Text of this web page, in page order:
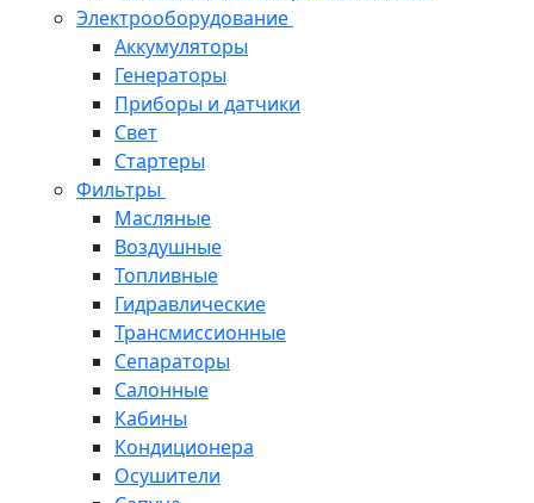
Электрооборудование
Аккумуляторы
Генераторы
Приборы и датчики
Свет
Стартеры
Фильтры
Масляные
Воздушные
Топливные
Гидравлические
Трансмиссионные
Сепараторы
Салонные
Кабины
Кондиционера
Осушители